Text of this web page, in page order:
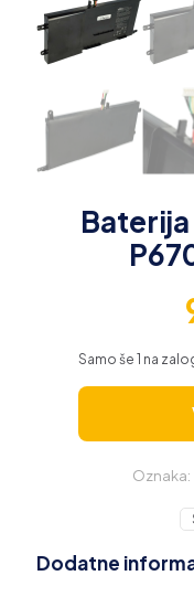
Samo še 1 na
Oznaka:
Dodatne